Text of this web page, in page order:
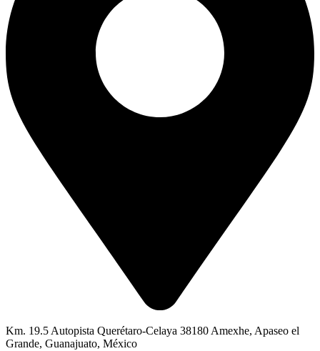
Km. 19.5 Autopista Querétaro-Celaya 38180 Amexhe, Apaseo el
Grande, Guanajuato, México